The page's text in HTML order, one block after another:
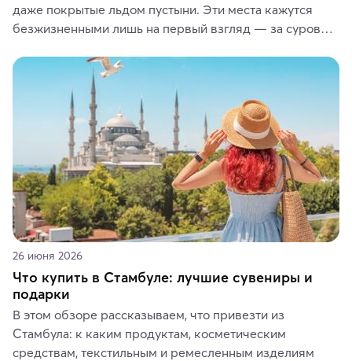
даже покрытые льдом пустыни. Эти места кажутся
безжизненными лишь на первый взгляд — за суровой
животные и маршруты, которые дарят одни из самых
ярких впечатлений от путешествий.
26 июня 2026
Что купить в Стамбуле: лучшие сувениры и
подарки
В этом обзоре рассказываем, что привезти из
Стамбула: к каким продуктам, косметическим
средствам, текстильным и ремесленным изделиям